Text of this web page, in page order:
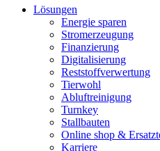
Lösungen
Energie sparen
Stromerzeugung
Finanzierung
Digitalisierung
Reststoffverwertung
Tierwohl
Abluftreinigung
Turnkey
Stallbauten
Online shop &
Karriere